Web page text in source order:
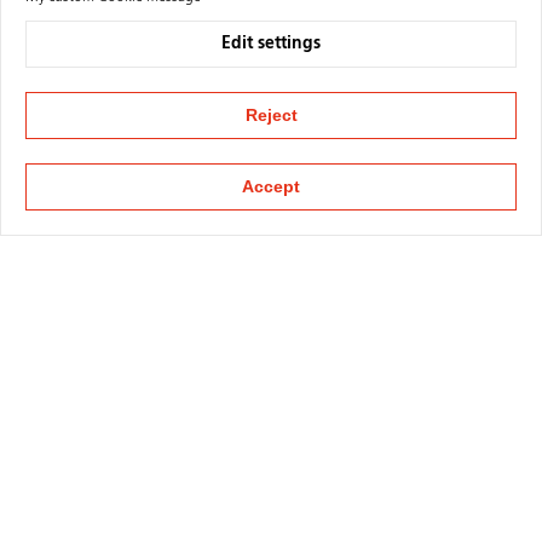
Edit settings
Reject
Accept